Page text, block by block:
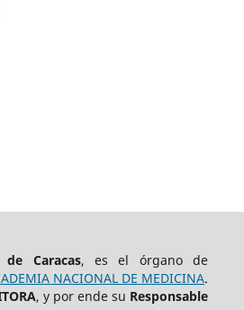
de Caracas, es el órgano de
NACIONAL DE MEDICINA.
, y por ende su Responsable